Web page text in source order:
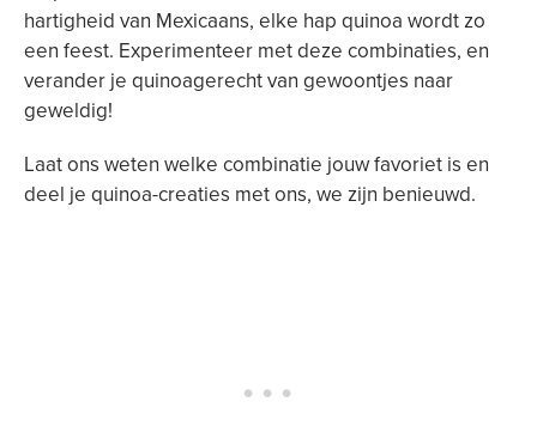
hartigheid van Mexicaans, elke hap quinoa wordt zo
een feest. Experimenteer met deze combinaties, en
verander je quinoagerecht van gewoontjes naar
geweldig!
Laat ons weten welke combinatie jouw favoriet is en
deel je quinoa-creaties met ons, we zijn benieuwd.